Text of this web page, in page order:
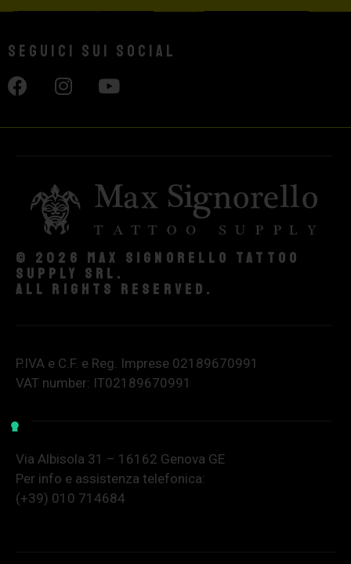
Seguici sui social
© 2026 Max Signorello Tattoo
supply srl.
All rights reserved.
P.IVA e C.F. e Reg. Imprese 02189670991
VAT number: IT02189670991
Via Albisola 31 – 16162 Genova GE
Per info e assistenza telefonica:
(+39) 010 714684